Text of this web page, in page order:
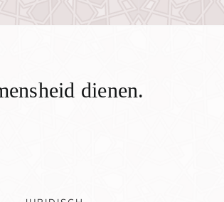
dienen.